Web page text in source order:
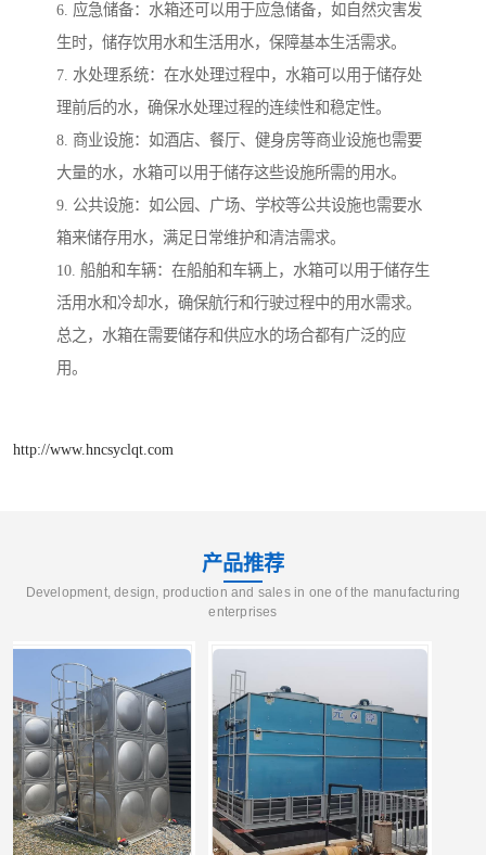
6. 应急储备：水箱还可以用于应急储备，如自然灾害发
生时，储存饮用水和生活用水，保障基本生活需求。
7. 水处理系统：在水处理过程中，水箱可以用于储存处
理前后的水，确保水处理过程的连续性和稳定性。
8. 商业设施：如酒店、餐厅、健身房等商业设施也需要
大量的水，水箱可以用于储存这些设施所需的用水。
9. 公共设施：如公园、广场、学校等公共设施也需要水
箱来储存用水，满足日常维护和清洁需求。
10. 船舶和车辆：在船舶和车辆上，水箱可以用于储存生
活用水和冷却水，确保航行和行驶过程中的用水需求。
总之，水箱在需要储存和供应水的场合都有广泛的应
用。
http://www.hncsyclqt.com
产品推荐
Development, design, production and sales in one of the manufacturing
enterprises